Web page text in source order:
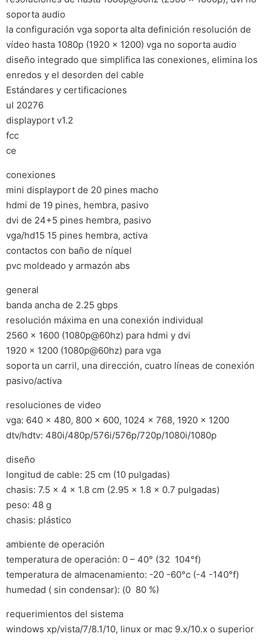
soporta audio
la configuración vga soporta alta definición resolución de
vídeo hasta 1080p (1920 x 1200) vga no soporta audio
diseño integrado que simplifica las conexiones, elimina los
enredos y el desorden del cable
Estándares y certificaciones
ul 20276
displayport v1.2
fcc
ce
conexiones
mini displayport de 20 pines macho
hdmi de 19 pines, hembra, pasivo
dvi de 24+5 pines hembra, pasivo
vga/hd15 15 pines hembra, activa
contactos con baño de níquel
pvc moldeado y armazón abs
general
banda ancha de 2.25 gbps
resolución máxima en una conexión individual
2560 x 1600 (1080p@60hz) para hdmi y dvi
1920 x 1200 (1080p@60hz) para vga
soporta un carril, una dirección, cuatro líneas de conexión
pasivo/activa
resoluciones de video
vga: 640 x 480, 800 x 600, 1024 x 768, 1920 x 1200
dtv/hdtv: 480i/480p/576i/576p/720p/1080i/1080p
diseño
longitud de cable: 25 cm (10 pulgadas)
chasis: 7.5 x 4 x 1.8 cm (2.95 x 1.8 x 0.7 pulgadas)
peso: 48 g
chasis: plástico
ambiente de operación
temperatura de operación: 0 – 40° (32  104°f)
temperatura de almacenamiento: -20 -60°c (-4 -140°f)
humedad ( sin condensar): (0  80 %)
requerimientos del sistema
windows xp/vista/7/8.1/10, linux or mac 9.x/10.x o superior